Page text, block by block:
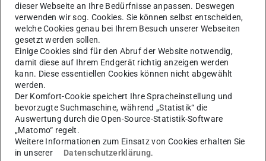
Effiziente Prüfungsabwicklung
Blogbeitrag mit kurzem Video, in dem Lehrende und
Studierende ihre bisherigen Erfahrungen mit E-
Prüfungen schildern.
Mehr erfahren(wird in neuem Tab geöffnet)
dieser Webseite an Ihre Bedürfnisse anpassen. Deswegen
verwenden wir sog. Cookies. Sie können selbst entscheiden,
welche Cookies genau bei Ihrem Besuch unserer Webseiten
gesetzt werden sollen.
Einige Cookies sind für den Abruf der Website notwendig,
damit diese auf Ihrem Endgerät richtig anzeigen werden
kann. Diese essentiellen Cookies können nicht abgewählt
werden.
Der Komfort-Cookie speichert Ihre Spracheinstellung und
bevorzugte Suchmaschine, während „Statistik“ die
Auswertung durch die Open-Source-Statistik-Software
„Matomo“ regelt.
Weitere Informationen zum Einsatz von Cookies erhalten Sie
in unserer
Datenschutzerklärung.